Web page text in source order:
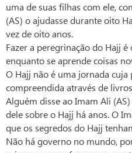
uma de suas filhas com ele,
(AS) o ajudasse durante oito
vez de oito anos.
Fazer a peregrinação do Hajj
enquanto se aprende coisas
O Hajj não é uma jornada
compreendida através de
Alguém disse ao Imam Ali
dele sobre o Hajj há anos. O
que os segredos do Hajj
Não há governo no mundo,